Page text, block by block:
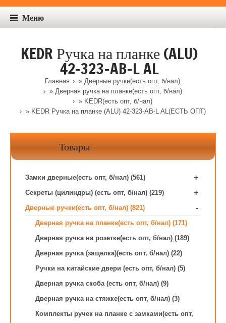
Меню
KEDR Ручка на планке (ALU)
42-323-AB-L AL
Главная » Дверные ручки(есть опт, б/нал)
» Дверная ручка на планке(есть опт, б/нал)
» KEDR(есть опт, б/нал)
» KEDR Ручка на планке (ALU) 42-323-AB-L AL(ЕСТЬ ОПТ)
Товары
Замки дверные(есть опт, б/нал) (561) +
Секреты (цилиндры) (есть опт, б/нал) (219) +
Дверные ручки(есть опт, б/нал) (821) -
Дверная ручка на планке(есть опт, б/нал) (171)
Дверная ручка на розетке(есть опт, б/нал) (189)
Дверная ручка (защелка)(есть опт, б/нал) (22)
Ручки на китайские двери (есть опт, б/нал) (5)
Дверная ручка скоба (есть опт, б/нал) (9)
Дверная ручка на стяжке(есть опт, б/нал) (3)
Комплекты ручек на планке с замками(есть опт,